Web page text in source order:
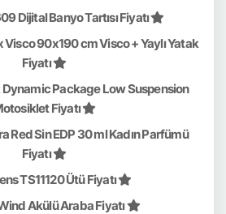
Dijital Banyo Tartısı Fiyatı
Visco 90x190 cm Visco + Yaylı Yatak
Fiyatı
Dynamic Package Low Suspension
Fiyatı
Red Sin EDP 30 ml Kadın Parfümü
Fiyatı
TS11120 Ütü Fiyatı
Akülü Araba Fiyatı